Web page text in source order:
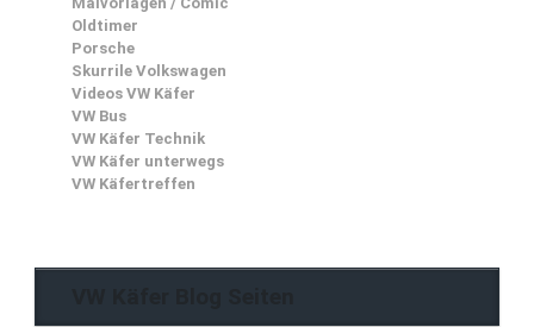
Oldtimer
Porsche
Skurrile Volkswagen
Videos VW Käfer
VW Bus
VW Käfer Technik
VW Käfer unterwegs
VW Käfertreffen